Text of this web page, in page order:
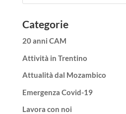
Categorie
20 anni CAM
Attività in Trentino
Attualità dal Mozambico
Emergenza Covid-19
Lavora con noi